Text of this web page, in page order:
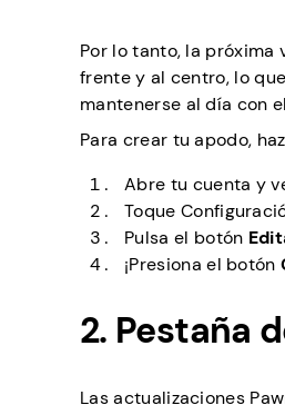
Por lo tanto, la próxima
frente y al centro, lo
mantenerse al día con
Para crear tu apodo,
Abre tu cuenta y
Toque
Pulsa el botón
¡Presiona el botón
2. Pestaña
Las actualizaciones